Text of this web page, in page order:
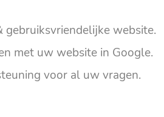
gebruiksvriendelijke website.
met uw website in Google.
voor al uw vragen.